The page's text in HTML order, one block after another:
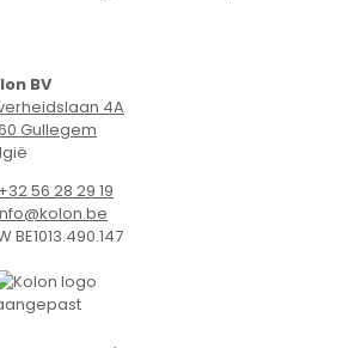
BV
4A
Gullegem
+32 56 28 29 19
BE1013.490.147